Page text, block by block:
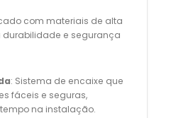
com materiais de alta
e segurança
: Sistema de encaixe que
fáceis e seguras,
na instalação.